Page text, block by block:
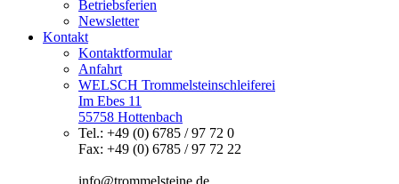
Betriebsferien
Newsletter
Kontakt
Kontaktformular
Anfahrt
WELSCH Trommelsteinschleiferei
Im Ebes 11
55758 Hottenbach
Tel.: +49 (0) 6785 / 97 72 0
Fax: +49 (0) 6785 / 97 72 22
info@trommelsteine.de